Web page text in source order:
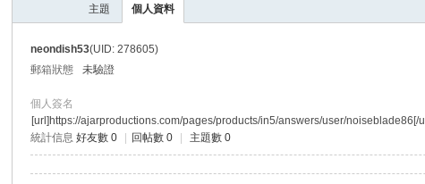
主題 個人資料
neondish53(UID: 278605)
郵箱狀態
未驗證
個人簽名
[url]https://ajarproductions.com/pages/products/in5/answers/user/noiseblade86[/u
統計信息 好友數 0 回帖數 0 主題數 0